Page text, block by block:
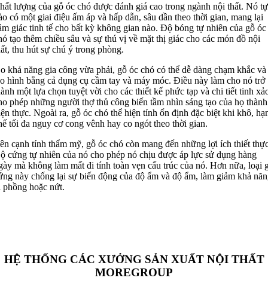
lượng của gỗ óc chó được đánh giá cao trong ngành nội thất. Nó tự
có một giai điệu ấm áp và hấp dẫn, sâu dần theo thời gian, mang lại
giác tinh tế cho bất kỳ không gian nào. Độ bóng tự nhiên của gỗ óc
tạo thêm chiều sâu và sự thú vị về mặt thị giác cho các món đồ nội
thu hút sự chú ý trong phòng.
khả năng gia công vừa phải, gỗ óc chó có thể dễ dàng chạm khắc và
hình bằng cả dụng cụ cầm tay và máy móc. Điều này làm cho nó trở
một lựa chọn tuyệt vời cho các thiết kế phức tạp và chi tiết tinh
phép những người thợ thủ công biến tầm nhìn sáng tạo của họ thành
thực. Ngoài ra, gỗ óc chó thể hiện tính ổn định đặc biệt khi khô,
tối đa nguy cơ cong vênh hay co ngót theo thời gian.
cạnh tính thẩm mỹ, gỗ óc chó còn mang đến những lợi ích thiết
cứng tự nhiên của nó cho phép nó chịu được áp lực sử dụng hàng
mà không làm mất đi tính toàn vẹn cấu trúc của nó. Hơn nữa, loại
này chống lại sự biến động của độ ẩm và độ ẩm, làm giảm khả
phồng hoặc nứt.
HỆ THỐNG CÁC XƯỞNG SẢN XUẤT NỘI THẤT
MOREGROUP